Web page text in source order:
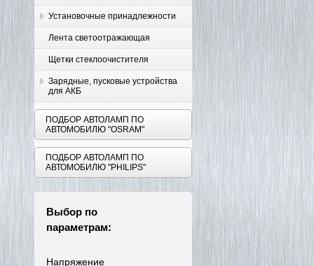
Установочные принадлежности
Лента светоотражающая
Щетки стеклоочистителя
Зарядные, пусковые устройства
для АКБ
ПОДБОР АВТОЛАМП ПО
АВТОМОБИЛЮ "OSRAM"
ПОДБОР АВТОЛАМП ПО
АВТОМОБИЛЮ "PHILIPS"
Выбор по
параметрам:
Напряжение